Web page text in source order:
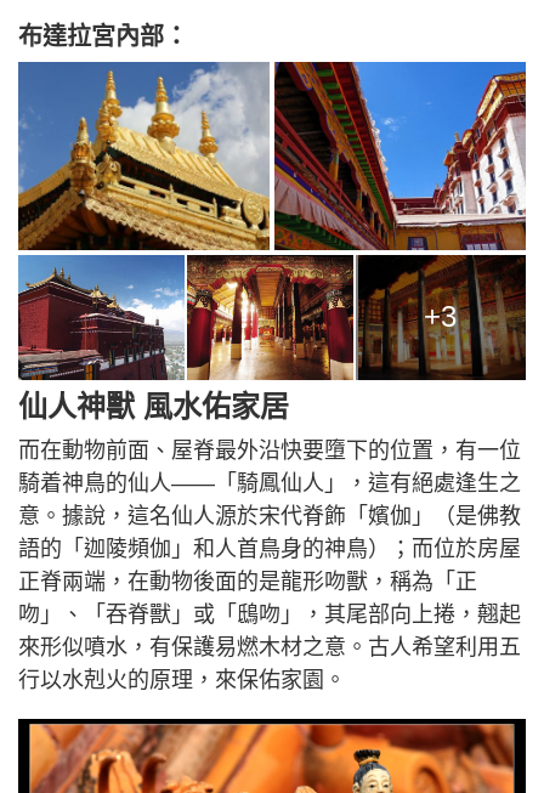
布達拉宮內部：
+3
仙人神獸 風水佑家居
而在動物前面、屋脊最外沿快要墮下的位置，有一位
騎着神鳥的仙人——「騎鳳仙人」，這有絕處逢生之
意。據說，這名仙人源於宋代脊飾「嬪伽」（是佛教
語的「迦陵頻伽」和人首鳥身的神鳥）；而位於房屋
正脊兩端，在動物後面的是龍形吻獸，稱為「正
吻」、「吞脊獸」或「鴟吻」，其尾部向上捲，翹起
來形似噴水，有保護易燃木材之意。古人希望利用五
行以水剋火的原理，來保佑家園。